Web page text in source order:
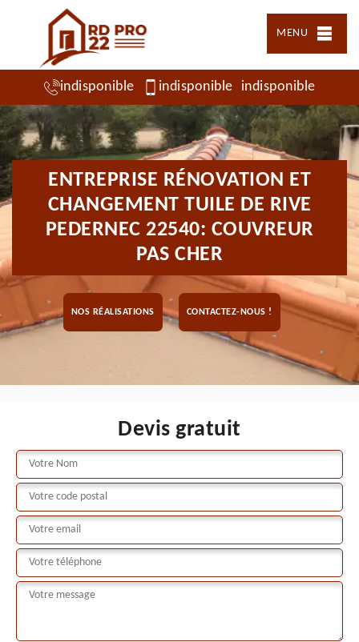
MENU
indisponible indisponible indisponible
ENTREPRISE RÉNOVATION ET
CHANGEMENT TUILE DE RIVE
PEDERNEC 22540: COUVREUR
PAS CHER
NOS RÉALISATIONS CONTACTEZ-NOUS !
Devis gratuit